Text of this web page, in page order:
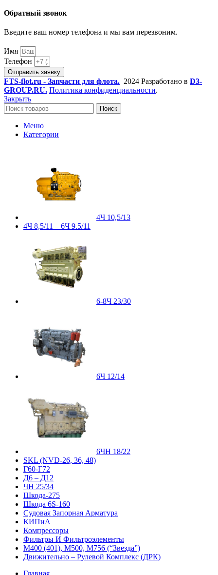
Обратный звонок
Введите ваш номер телефона и мы вам перезвоним.
Имя
Телефон
Отправить заявку
FTS-flot.ru - Запчасти для флота. 2024 Разработано в D3-
GROUP.RU. Политика конфиденциальности.
Закрыть
Поиск
Меню
Категории
4Ч 10,5/13
4Ч 8,5/11 – 6Ч 9.5/11
6-8Ч 23/30
6Ч 12/14
6ЧН 18/22
SKL (NVD-26, 36, 48)
Г60-Г72
Д6 – Д12
ЧН 25/34
Шкода-275
Шкода 6S-160
Судовая Запорная Арматура
КИПиА
Компрессоры
Фильтры И Фильтроэлементы
М400 (401), М500, М756 (“Звезда”)
Движительно – Рулевой Комплекс (ДРК)
Главная